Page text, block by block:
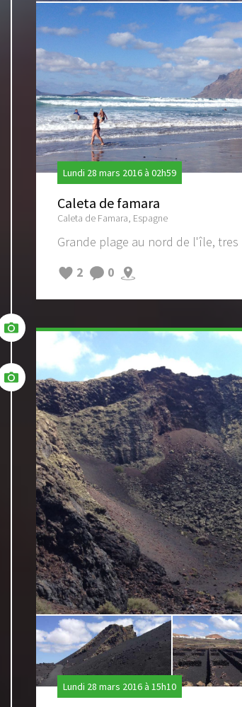
Lundi 28 mars 2016 à 02h59
Caleta de famara
Caleta de Famara, Espagne
Grande plage au nord de l'île,
2
0
Lundi 28 mars 2016 à 15h10